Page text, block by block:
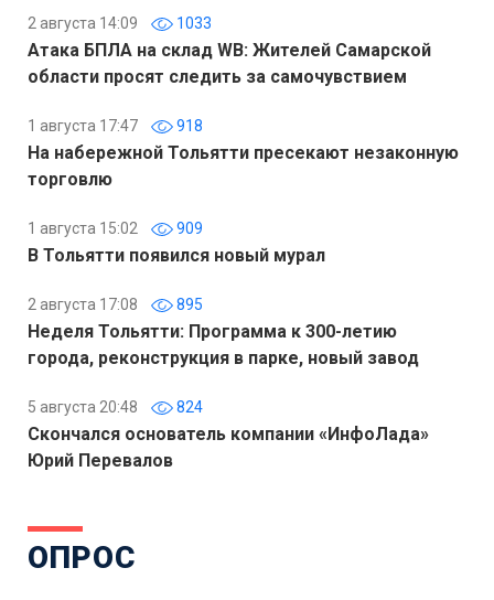
2 августа 14:09 1033
Атака БПЛА на склад WB: Жителей Самарской
области просят следить за самочувствием
1 августа 17:47 918
На набережной Тольятти пресекают незаконную
торговлю
1 августа 15:02 909
В Тольятти появился новый мурал
2 августа 17:08 895
Неделя Тольятти: Программа к 300-летию
города, реконструкция в парке, новый завод
5 августа 20:48 824
Скончался основатель компании «ИнфоЛада»
Юрий Перевалов
ОПРОС